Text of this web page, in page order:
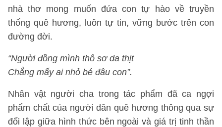
nhà thơ mong muốn đứa con tự hào về truyền
thống quê hương, luôn tự tin, vững bước trên con
đường đời.
“Người đồng mình thô sơ da thịt
Chẳng mấy ai nhỏ bé đâu con”.
Nhân vật người cha trong tác phẩm đã ca ngợi
phẩm chất của người dân quê hương thông qua sự
đối lập giữa hình thức bên ngoài và giá trị tinh thần